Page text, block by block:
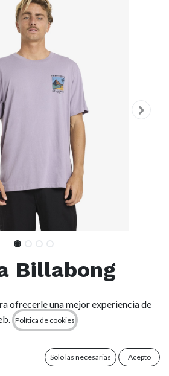
Billabong
- Purple
ofrecerle una mejor experiencia de
Política de cookies
Solo las necesarias Acepto